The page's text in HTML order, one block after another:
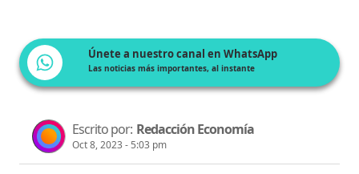
Únete a nuestro canal en WhatsApp
Las noticias más importantes, al instante
Escrito por: Redacción Economía
Oct 8, 2023 - 5:03 pm